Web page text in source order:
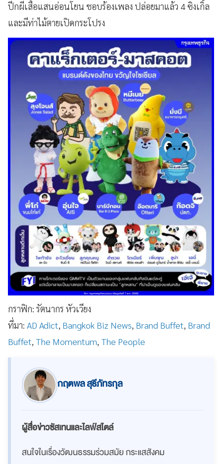
ปีกผีเสื้อแสนอ่อนโยน ชอบร้องเพลง ปล่อยมาแล้ว 4 ซิงเกิ้ล
และมีท่าไม้ตายเปิดกระโปรง
กราฟิก: รัตนากร หัวเวียง
ที่มา: AD Adict, Bangkok Biz News, Brand Buffet, Brand
Buffet, The Momentum, The People
กฤตพล สุธีภัทรกุล
ผู้สื่อข่าวซัสเทนและไลฟ์สไตล์
สนใจในเรื่องวัฒนธรรมร่วมสมัย กระแสสังคม